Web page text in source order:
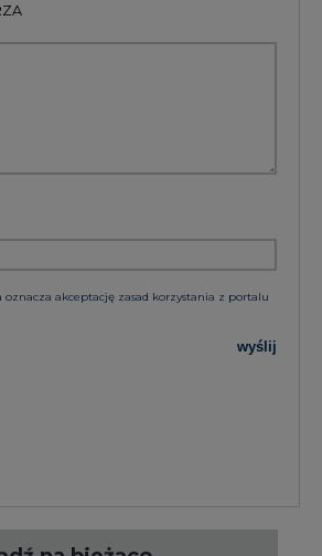
oznacza akceptację zasad korzystania z portalu
wyślij